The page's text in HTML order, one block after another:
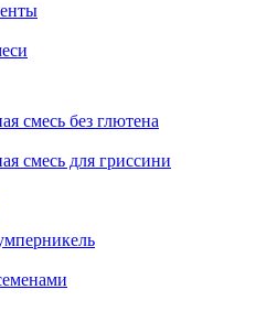
смесь без глютена
смесь для гриссини